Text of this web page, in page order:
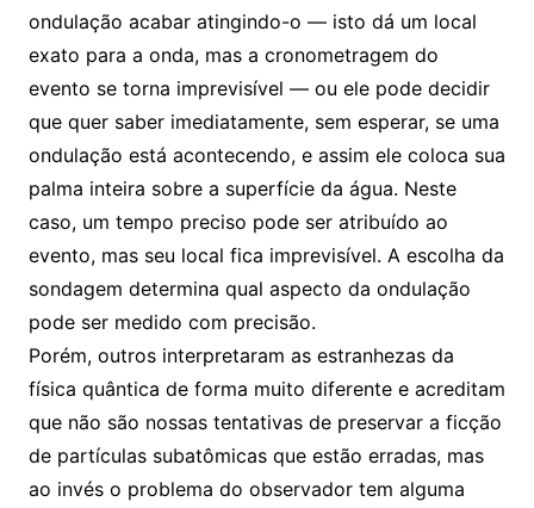
ondulação acabar atingindo-o — isto dá um local
exato para a onda, mas a cronometragem do
evento se torna imprevisível — ou ele pode decidir
que quer saber imediatamente, sem esperar, se uma
ondulação está acontecendo, e assim ele coloca sua
palma inteira sobre a superfície da água. Neste
caso, um tempo preciso pode ser atribuído ao
evento, mas seu local fica imprevisível. A escolha da
sondagem determina qual aspecto da ondulação
pode ser medido com precisão.
Porém, outros interpretaram as estranhezas da
física quântica de forma muito diferente e acreditam
que não são nossas tentativas de preservar a ficção
de partículas subatômicas que estão erradas, mas
ao invés o problema do observador tem alguma